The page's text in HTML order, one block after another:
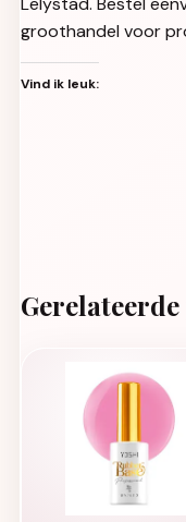
groothandel voor
Vind ik leuk: